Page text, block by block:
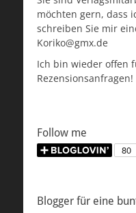
möchten gern, dass
schreiben Sie mir
Koriko@gmx.de
Ich bin wieder offen
Rezensionsanfragen!
Follow me
Blogger für eine